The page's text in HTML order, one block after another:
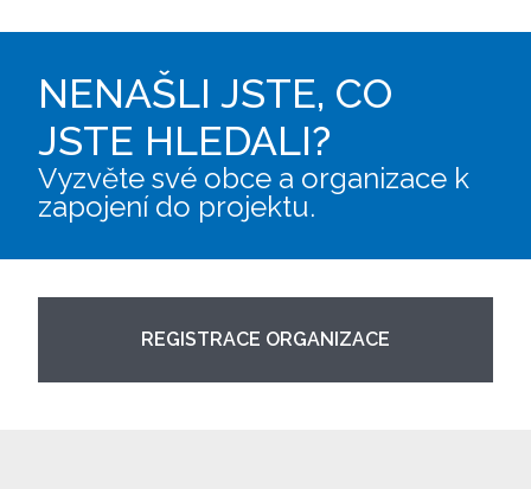
NENAŠLI JSTE, CO
JSTE HLEDALI?
Vyzvěte své obce a organizace k
zapojení do projektu.
REGISTRACE ORGANIZACE